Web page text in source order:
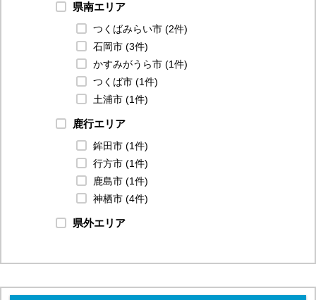
県南エリア
つくばみらい市 (2件)
石岡市 (3件)
かすみがうら市 (1件)
つくば市 (1件)
土浦市 (1件)
鹿行エリア
鉾田市 (1件)
行方市 (1件)
鹿島市 (1件)
神栖市 (4件)
県外エリア